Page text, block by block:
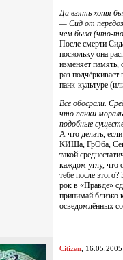
Да взять хотя
— Cид от
чем была (что-
После смерти
поскольку она
изменяет
раз
панк-культуре
Все обосрали.
что панки
подобные
А что делать,
КИШа, ГрОба,
такой
каждом углу, что
тебе после
рок в «Правде»
принимай близко
осведомлённых
Citizen ,